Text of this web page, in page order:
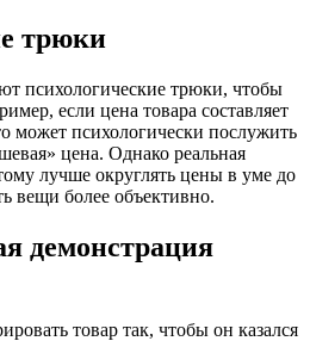
трюки
психологические трюки, чтобы
если цена товара составляет
может психологически послужить
цена. Однако реальная
лучше округлять цены в уме до
вещи более объективно.
демонстрация
товар так, чтобы он казался